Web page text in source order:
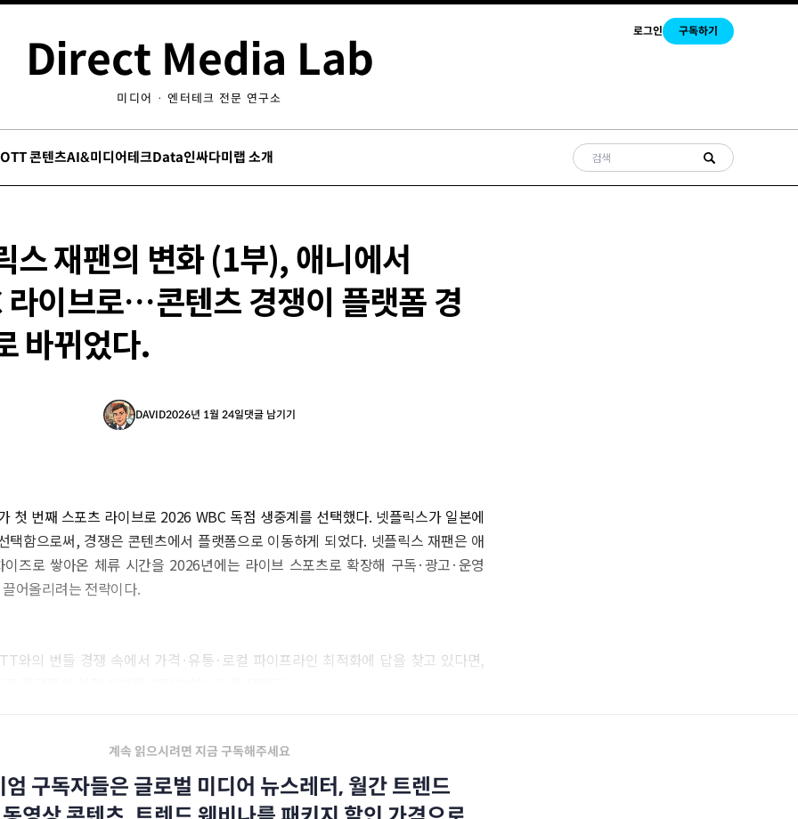
로그인 구독하기
Direct Media Lab
미디어 · 엔터테크 전문 연구소
콘텐츠AI&미디어테크Data인싸다미랩 소개
스 재팬의 변화 (1부), 애니에서
이브로…콘텐츠 경쟁이 플랫폼 경
바뀌었다.
DAVID2026년 1월 24일댓글 남기기
첫 번째 스포츠 라이브로 2026 WBC 독점 생중계를 선택했다. 넷플릭스가 일본에
택함으로써, 경쟁은 콘텐츠에서 플랫폼으로 이동하게 되었다. 넷플릭스 재팬은 애
이즈로 쌓아온 체류 시간을 2026년에는 라이브 스포츠로 확장해 구독·광고·운영
어올리려는 전략이다.
와의 번들 경쟁 속에서 가격·유통·로컬 파이프라인 최적화에 답을 찾고 있다면,
계속 읽으시려면 지금 구독해주세요
엄 구독자들은 글로벌 미디어 뉴스레터, 월간 트렌드